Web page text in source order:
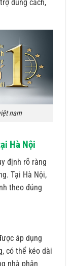
đúng cách,
nam
Hà Nội
định rõ ràng
Tại Hà Nội,
theo đúng
áp dụng
có thể kéo dài
nhà phân